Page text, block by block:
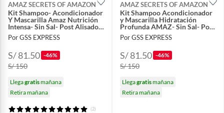
AMAZ SECRETS OF AMAZON
Kit Shampoo- Acondicionador
Y Mascarilla Amaz Nutrición
Intensa- Sin Sal- Post Alisado-
380gr
Por GSS EXPRESS
S/ 81.50 -46%
S/ 150
Llegagratismañana
Retira mañana
(2)
AMAZ SECRETS OF AMAZON
Kit Shampoo Acondicionador
y Mascarilla Hidratación
Profunda AMAZ- Sin Sal- Post
Alisado- 380gr
Por GSS EXPRESS
S/ 81.50 -46%
S/ 150
Llegagratismañana
Retira mañana